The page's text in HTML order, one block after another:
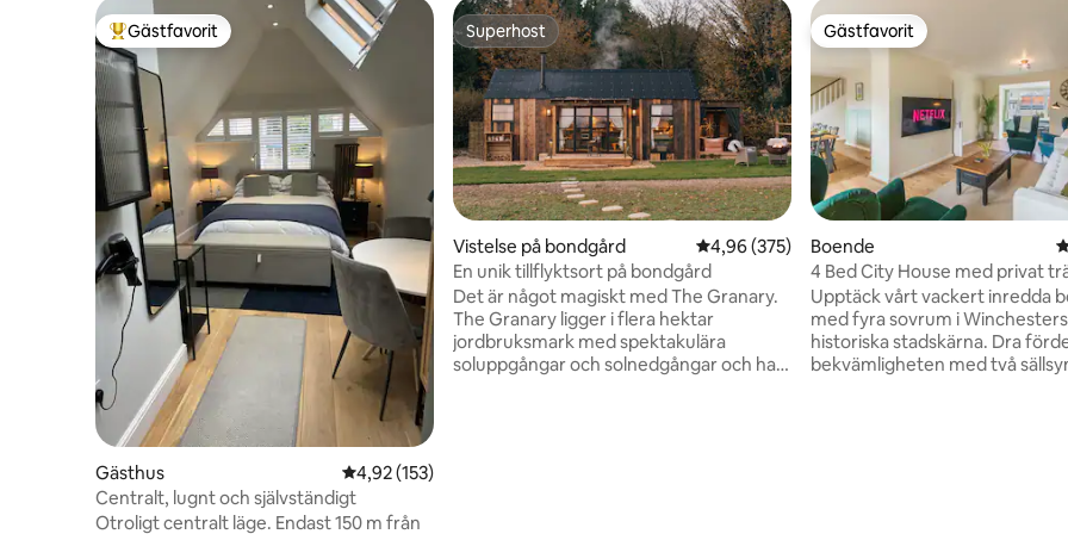
Populär gästfavorit
Gästfavorit
Gästhus 4,92 av 5 i genomsnittligt betyg, 153 omdömen
4,92 (153)
Centralt, lugnt och självständigt
Otroligt centralt läge. Endast 150 m från
Superhost
Superhost
Vistelse på bondgård 4,96 av 5 i genomsnittligt betyg, 375
4,96 (375)
En unik tillflyktsort på bondgård
Det är något magiskt med The Granary.
The Granary ligger i flera hektar
jordbruksmark med spektakulära
soluppgångar och solnedgångar och har
Gästfavorit
Gästfavorit
Boende
4 Bed City House med privat
och parkering
Upptäck vårt vackert inredda
med fyra sovrum i Winchesters
historiska stadskärna. Dra
bekvämligheten med två